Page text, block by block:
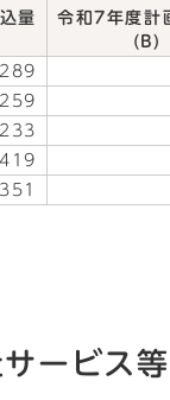
量
令和7年度計
(B)
259
419
ービス等